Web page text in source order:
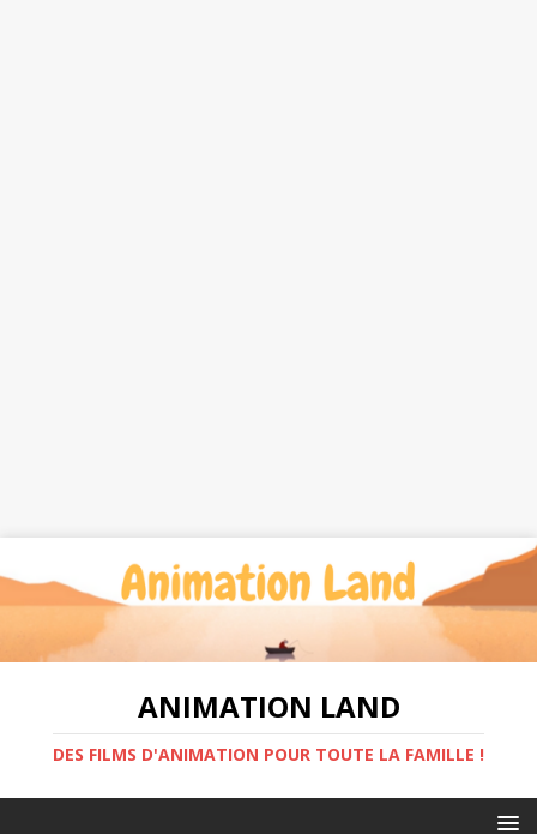
ANIMATION LAND
DES FILMS D'ANIMATION POUR TOUTE LA FAMILLE !